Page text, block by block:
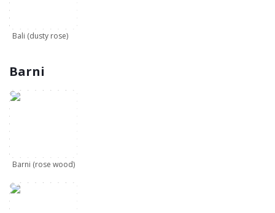
Bali (dusty rose)
Barni
Barni (rose wood)